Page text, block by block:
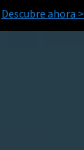
Descubre ahora >